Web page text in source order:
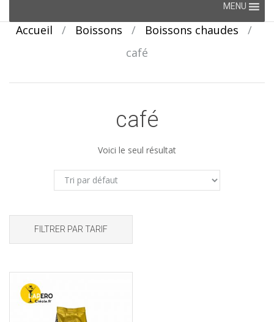
content
MENU
Accueil / Boissons / Boissons chaudes
/
café
café
Voici le seul résultat
FILTRER PAR TARIF